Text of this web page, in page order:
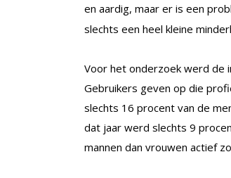
en aardig, maar er is een
slechts een heel kleine
Voor het onderzoek werd de
Gebruikers geven op die
slechts 16 procent van de
dat jaar werd slechts 9
mannen dan vrouwen actief